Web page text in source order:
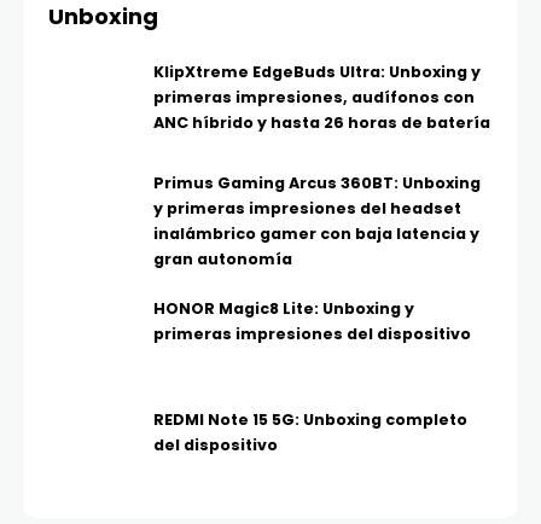
Unboxing
KlipXtreme EdgeBuds Ultra: Unboxing y
primeras impresiones, audífonos con
ANC híbrido y hasta 26 horas de batería
Primus Gaming Arcus 360BT: Unboxing
y primeras impresiones del headset
inalámbrico gamer con baja latencia y
gran autonomía
HONOR Magic8 Lite: Unboxing y
primeras impresiones del dispositivo
REDMI Note 15 5G: Unboxing completo
del dispositivo